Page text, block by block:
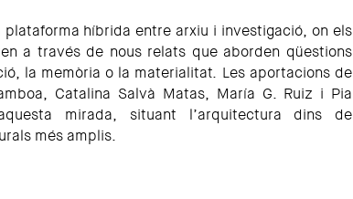
híbrida entre arxiu i investigació, on els
a través de nous relats que aborden qüestions
la memòria o la materialitat. Les aportacions de
Catalina Salvà Matas, María G. Ruiz i Pia
mirada, situant l’arquitectura dins de
més amplis.